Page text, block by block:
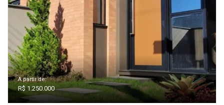
A partir de:
R$ 1.250.000